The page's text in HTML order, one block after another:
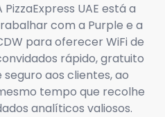
PizzaExpress UAE está a
com a Purple e a
para oferecer WiFi de
rápido, gratuito
seguro aos clientes, ao
tempo que recolhe
analíticos valiosos.